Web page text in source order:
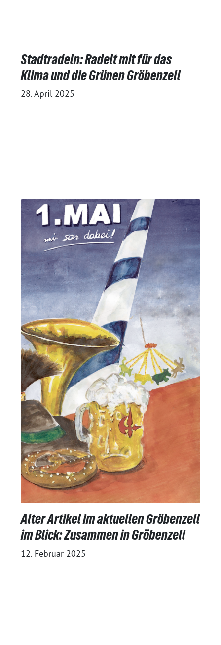
Stadtradeln: Radelt mit für das
Klima und die Grünen Gröbenzell
28. April 2025
Alter Artikel im aktuellen Gröbenzell
im Blick: Zusammen in Gröbenzell
12. Februar 2025